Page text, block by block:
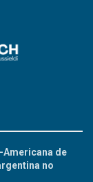
Americana de
no